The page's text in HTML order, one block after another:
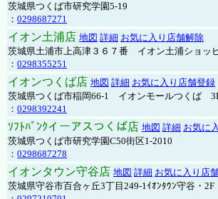
茨城県つくば市研究学園5-19
： 0298687271
イオン土浦店 地図 詳細 お気に入り店舗解除
茨城県土浦市上高津３６７番 イオン土浦ショッ
： 0298355251
イオンつくば店 地図 詳細 お気に入り店舗登録
茨城県つくば市稲岡66-1 イオンモールつくば
： 0298392241
ｿﾌﾄﾊﾞﾝｸイーアスつくば店 地図 詳細 お気に
茨城県つくば市研究学園C50街区1-2010
： 0298687278
イオンタウン守谷店 地図 詳細 お気に入り店
茨城県守谷市百合ヶ丘3丁目249-1ｲｵﾝﾀｳﾝ守谷・2F